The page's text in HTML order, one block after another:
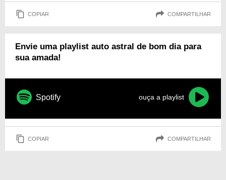
COPIAR COMPARTILHAR
Envie uma playlist auto astral de bom dia para
sua amada!
Spotify ouça a playlist
COPIAR COMPARTILHAR